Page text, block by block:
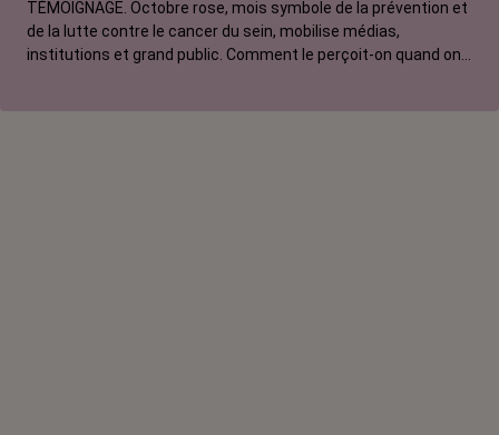
TÉMOIGNAGE. Octobre rose, mois symbole de la prévention et
de la lutte contre le cancer du sein, mobilise médias,
institutions et grand public. Comment le perçoit-on quand on